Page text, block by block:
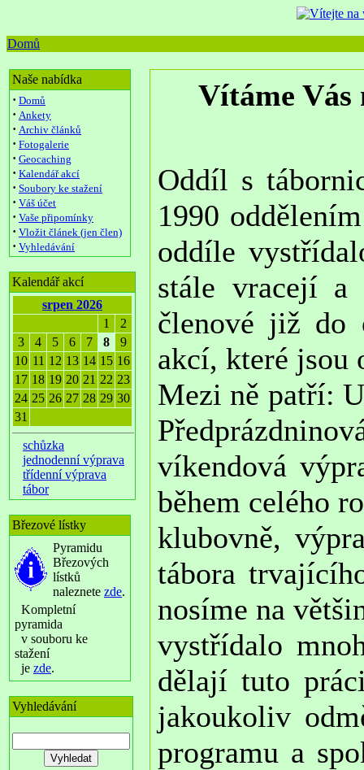
Domů
Naše nabídka
· Domů
· Ankety
· Archiv článků
· Fotogalerie
· Geocaching
· Kalendář akcí
· Soubory ke stažení
· Váš účet
· Vaše připomínky
· Vložit článek (jen člen)
· Vyhledávání
Kalendář akcí
srpen 2026
1
2
3
4 5 6 7 8
9
10 11 12 13 14 15 16
17 18 19 20 21 22 23
24 25 26 27 28 29 30
31
schůzka
jednodenní výprava
třídenní výprava
tábor
Březové lístky
Pyramidu
Březových
lístků
naleznete zde.
Kompletní
pyramida
v souboru ke
stažení
je zde.
Vyhledávání
Vítáme Vás
Oddíl s
1990
oddíle
stále vracejí
členové již do
akcí, které jsou
Mezi ně patří:
víkendová
během celého
klubovně,
tábora
nosíme na
vystřídalo
dělají tuto
jakoukoliv
programu a